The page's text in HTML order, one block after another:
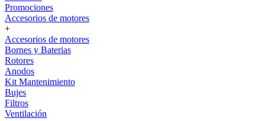
Promociones
Accesorios de motores
+
Accesorios de motores
Bornes y Baterias
Rotores
Anodos
Kit Mantenimiento
Bujes
Filtros
Ventilación